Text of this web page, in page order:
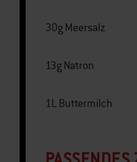
30g Meersalz
13g Natron
1L Buttermilch